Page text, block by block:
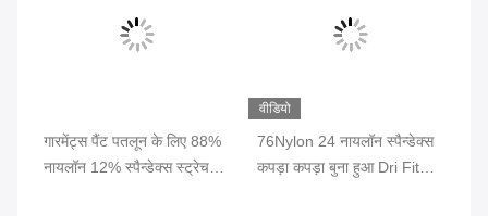
गारमेंट्स पैंट पतलून के लिए 88%
नायलॉन 12% स्पैन्डेक्स स्ट्रेच
वीडियो
76Nylon 24 नायलॉन स्पैन्डेक्स
कपड़ा कपड़ा बुना हुआ Dri Fit